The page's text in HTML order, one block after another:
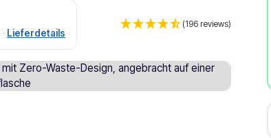
· Lieferdetails
(196 reviews)